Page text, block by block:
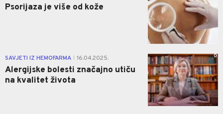
Psorijaza je više od kože
SAVJETI IZ HEMOFARMA 16.04.2025.
Alergijske bolesti značajno utiču
na kvalitet života
0